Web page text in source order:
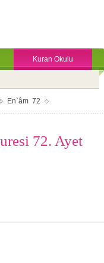
Kuran Okulu
En`âm 72
72. Ayet